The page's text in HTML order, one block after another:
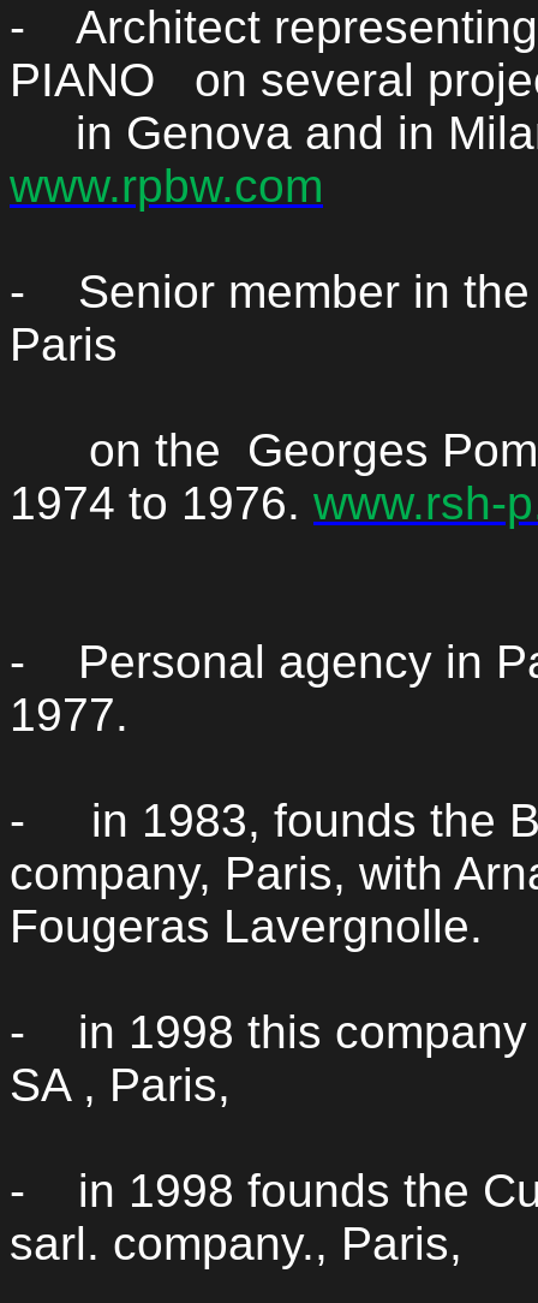
-
Architect
PIANO
on several
in Genova and in
www.rpbw.com
- Senior member in
Paris
on the
Georges
1974 to 1976. www.rsh-
-
Personal agency in
1977.
-
in 1983, founds the
company, Paris, with
Fougeras Lavergnolle.
-
in 1998 this
SA , Paris,
- in 1998 founds the
sarl. company., Paris,